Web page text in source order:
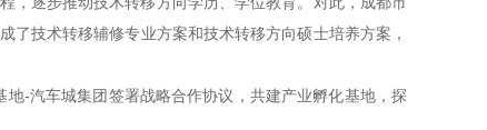
技术转移辅修专业方案和技术转移方向硕士培养方案，
-汽车城集团签署战略合作协议，共建产业孵化基地，探